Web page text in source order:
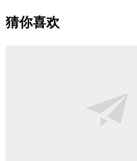
猜你喜欢